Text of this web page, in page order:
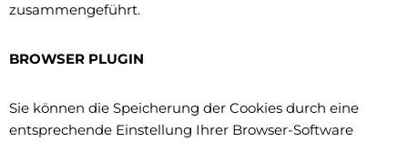
zusammengeführt.
BROWSER PLUGIN
Sie können die Speicherung der Cookies durch eine
entsprechende Einstellung Ihrer Browser-Software